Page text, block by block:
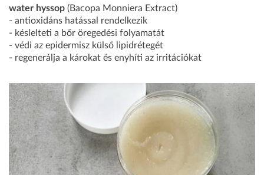
water hyssop (Bacopa Monniera Extract)
- antioxidáns hatással rendelkezik
- késlelteti a bőr öregedési folyamatát
- védi az epidermisz külső lipidrétegét
- regenerálja a károkat és enyhíti az irritációkat